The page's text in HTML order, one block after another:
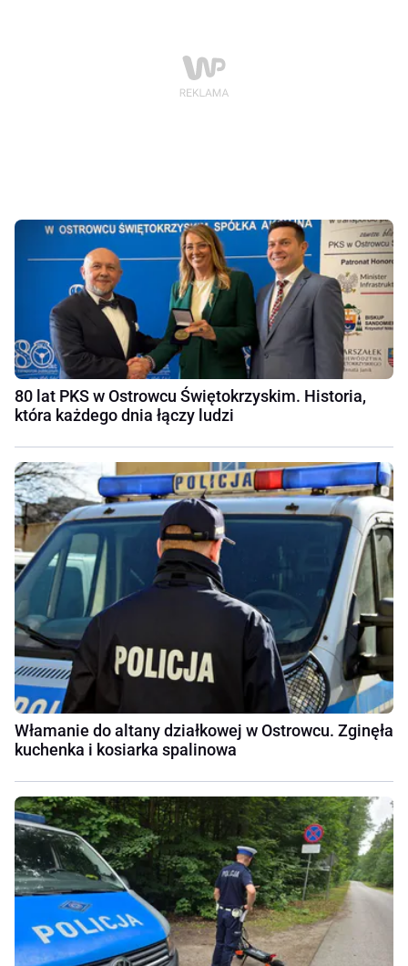
80 lat PKS w Ostrowcu Świętokrzyskim. Historia,
która każdego dnia łączy ludzi
Włamanie do altany działkowej w Ostrowcu. Zginęła
kuchenka i kosiarka spalinowa